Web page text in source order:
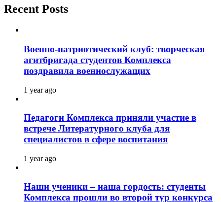
Recent Posts
Военно-патриотический клуб: творческая
агитбригада студентов Комплекса
поздравила военнослужащих
1 year ago
Педагоги Комплекса приняли участие в
встрече Литературного клуба для
специалистов в сфере воспитания
1 year ago
Наши ученики – наша гордость: студенты
Комплекса прошли во второй тур конкурса